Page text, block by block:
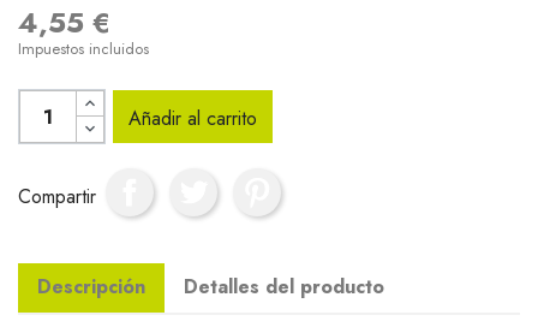
4,55 €
Impuestos incluidos
Añadir al carrito
Compartir
Descripción Detalles del producto